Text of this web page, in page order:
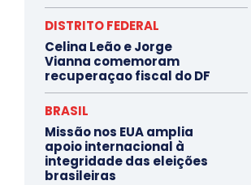
DISTRITO FEDERAL
Celina Leão e Jorge
Vianna comemoram
recuperaçao fiscal do DF
BRASIL
Missão nos EUA amplia
apoio internacional à
integridade das eleições
brasileiras